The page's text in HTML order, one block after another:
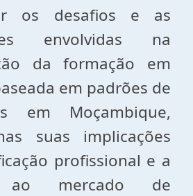
os desafios e as
envolvidas na
da formação em
em padrões de
em Moçambique,
suas implicações
profissional e a
ao mercado de